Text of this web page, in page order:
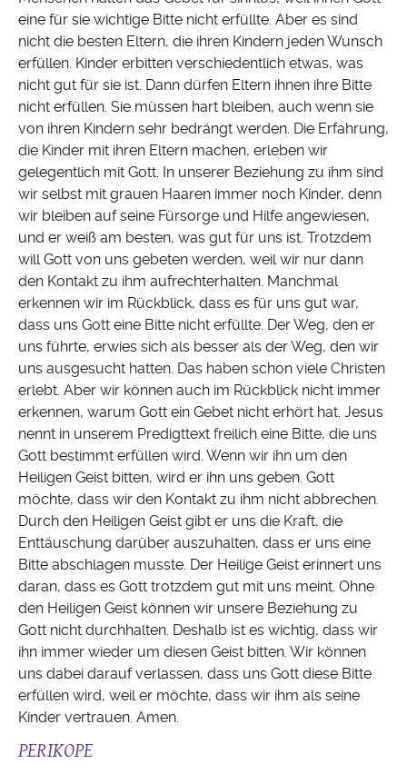
eine für sie wichtige Bitte nicht erfüllte. Aber es sind
nicht die besten Eltern, die ihren Kindern jeden Wunsch
erfüllen. Kinder erbitten verschiedentlich etwas, was
nicht gut für sie ist. Dann dürfen Eltern ihnen ihre Bitte
nicht erfüllen. Sie müssen hart bleiben, auch wenn sie
von ihren Kindern sehr bedrängt werden. Die Erfahrung,
die Kinder mit ihren Eltern machen, erleben wir
gelegentlich mit Gott. In unserer Beziehung zu ihm sind
wir selbst mit grauen Haaren immer noch Kinder, denn
wir bleiben auf seine Fürsorge und Hilfe angewiesen,
und er weiß am besten, was gut für uns ist. Trotzdem
will Gott von uns gebeten werden, weil wir nur dann
den Kontakt zu ihm aufrechterhalten. Manchmal
erkennen wir im Rückblick, dass es für uns gut war,
dass uns Gott eine Bitte nicht erfüllte. Der Weg, den er
uns führte, erwies sich als besser als der Weg, den wir
uns ausgesucht hatten. Das haben schon viele Christen
erlebt. Aber wir können auch im Rückblick nicht immer
erkennen, warum Gott ein Gebet nicht erhört hat. Jesus
nennt in unserem Predigttext freilich eine Bitte, die uns
Gott bestimmt erfüllen wird. Wenn wir ihn um den
Heiligen Geist bitten, wird er ihn uns geben. Gott
möchte, dass wir den Kontakt zu ihm nicht abbrechen.
Durch den Heiligen Geist gibt er uns die Kraft, die
Enttäuschung darüber auszuhalten, dass er uns eine
Bitte abschlagen musste. Der Heilige Geist erinnert uns
daran, dass es Gott trotzdem gut mit uns meint. Ohne
den Heiligen Geist können wir unsere Beziehung zu
Gott nicht durchhalten. Deshalb ist es wichtig, dass wir
ihn immer wieder um diesen Geist bitten. Wir können
uns dabei darauf verlassen, dass uns Gott diese Bitte
erfüllen wird, weil er möchte, dass wir ihm als seine
Kinder vertrauen. Amen.
PERIKOPE